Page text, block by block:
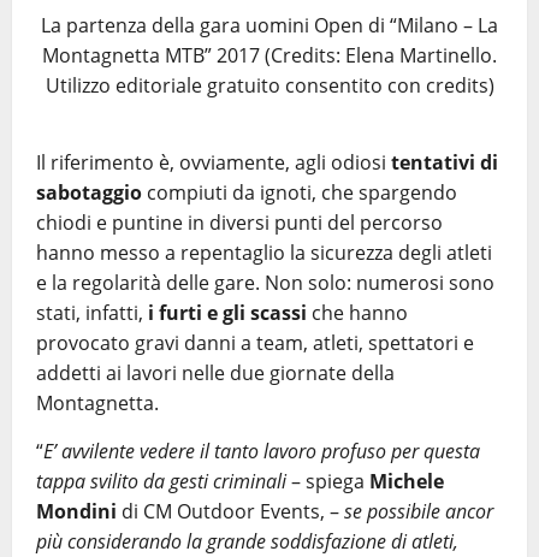
La partenza della gara uomini Open di “Milano – La
Montagnetta MTB” 2017 (Credits: Elena Martinello.
Utilizzo editoriale gratuito consentito con credits)
Il riferimento è, ovviamente, agli odiosi tentativi di
sabotaggio compiuti da ignoti, che spargendo
chiodi e puntine in diversi punti del percorso
hanno messo a repentaglio la sicurezza degli atleti
e la regolarità delle gare. Non solo: numerosi sono
stati, infatti, i furti e gli scassi che hanno
provocato gravi danni a team, atleti, spettatori e
addetti ai lavori nelle due giornate della
Montagnetta.
“E’ avvilente vedere il tanto lavoro profuso per questa
tappa svilito da gesti criminali– spiega Michele
Mondini di CM Outdoor Events, –se possibile ancor
più considerando la grande soddisfazione di atleti,